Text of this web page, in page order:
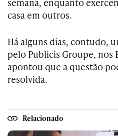
casa em outros.
Há alguns dias, contudo,
pelo Publicis Groupe, nos
apontou que a questão
resolvida.
Relacionado